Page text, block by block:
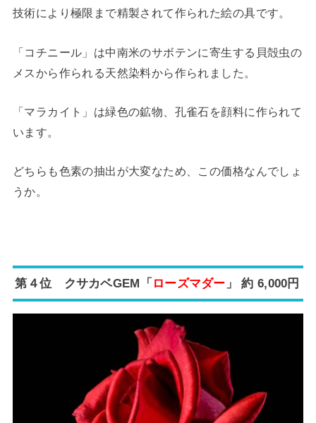
技術により極限まで精製されて作られた絵の具です。
「コチニール」は中南米のサボテンに寄生する貝殻虫の
メスから作られる天然染料から作られました。
「マラカイト」は緑色の鉱物、孔雀石を顔料に作られて
います。
どちらも色素の抽出が大変なため、この価格なんでしょ
うか。
第４位 クサカベGEM「 ローズマダー 」 約 6,000円